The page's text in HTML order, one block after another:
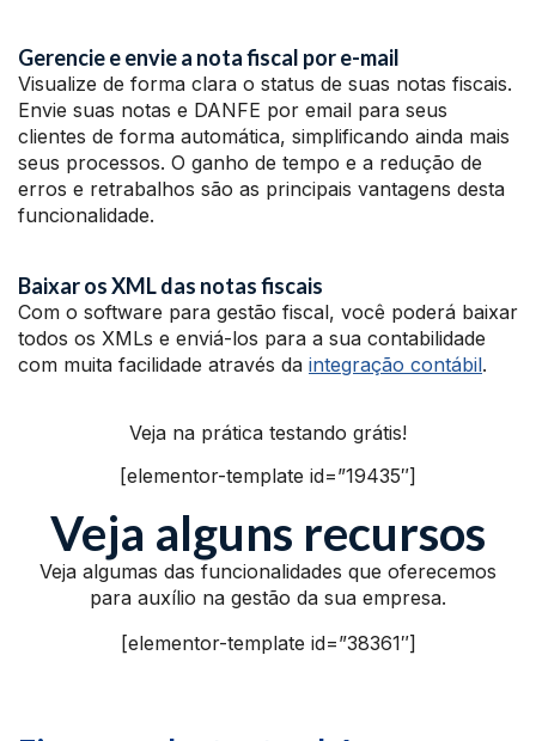
Gerencie e envie a nota fiscal por e-mail
Visualize de forma clara o status de suas notas fiscais.
Envie suas notas e DANFE por email para seus
clientes de forma automática, simplificando ainda mais
seus processos. O ganho de tempo e a redução de
erros e retrabalhos são as principais vantagens desta
funcionalidade.
Baixar os XML das notas fiscais
Com o software para gestão fiscal, você poderá baixar
todos os XMLs e enviá-los para a sua contabilidade
com muita facilidade através da integração contábil.
Veja na prática testando grátis!
[elementor-template id=”19435″]
Veja alguns recursos
Veja algumas das funcionalidades que oferecemos
para auxílio na gestão da sua empresa.
[elementor-template id=”38361″]